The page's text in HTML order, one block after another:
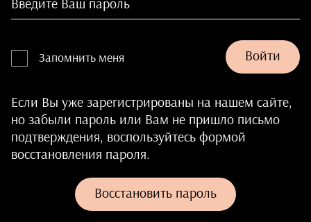
Запомнить меня Войти
Если Вы уже зарегистрированы на нашем сайте,
но забыли пароль или Вам не пришло письмо
подтверждения, воспользуйтесь формой
восстановления пароля.
Восстановить пароль